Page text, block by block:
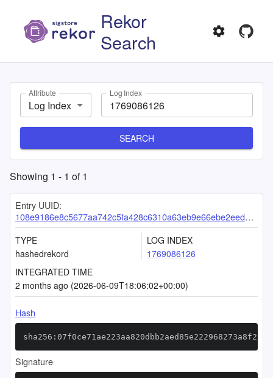
Rekor
Search
Attribute
Log Index
Log Index
SEARCH
Showing 1 - 1 of1
Entry UUID:
108e9186e8c5677aa742c5fa428c6310a63eb9e66ebe2eed289f801ed9fd1588d84bb50fcca197c6
TYPE
hashedrekord
LOG INDEX
1769086126
INTEGRATED TIME
2 months ago (2026-06-09T18:06:02+00:00)
Hash
Signature